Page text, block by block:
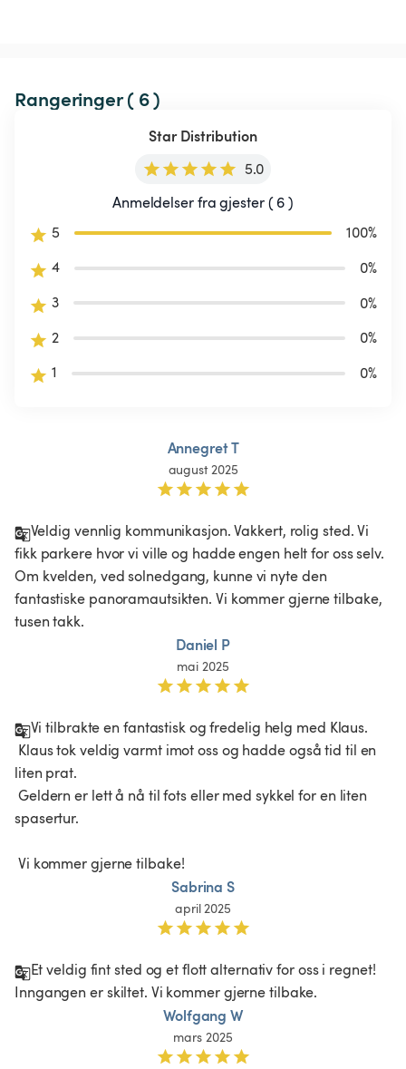
Rangeringer ( 6 )
Star Distribution
5.0
Anmeldelser fra gjester ( 6 )
5
100%
4
0%
3
0%
2
0%
1
0%
Annegret T
august 2025
Veldig vennlig kommunikasjon. Vakkert, rolig sted. Vi
fikk parkere hvor vi ville og hadde engen helt for oss selv.
Om kvelden, ved solnedgang, kunne vi nyte den
fantastiske panoramautsikten. Vi kommer gjerne tilbake,
tusen takk.
Daniel P
mai 2025
Vi tilbrakte en fantastisk og fredelig helg med Klaus.
liten prat.
spasertur.
Vi kommer gjerne tilbake!
Sabrina S
april 2025
Et veldig fint sted og et flott alternativ for oss i regnet!
Inngangen er skiltet. Vi kommer gjerne tilbake.
Wolfgang W
mars 2025